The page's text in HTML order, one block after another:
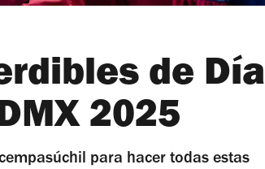
de Día
2025
para hacer todas estas